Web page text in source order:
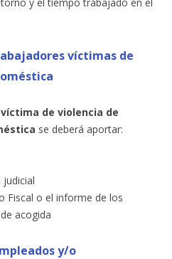
víctimas de
víctima de violencia de
se deberá aportar:
Fiscal o el informe de los
acogida
y/o